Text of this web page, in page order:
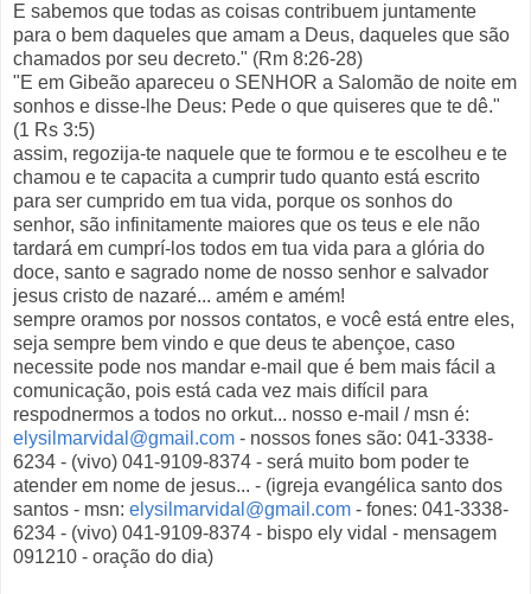
E sabemos que todas as coisas contribuem juntamente
para o bem daqueles que amam a Deus, daqueles que são
chamados por seu decreto." (Rm 8:26-28)
"E em Gibeão apareceu o SENHOR a Salomão de noite em
sonhos e disse-lhe Deus: Pede o que quiseres que te dê."
(1 Rs 3:5)
assim, regozija-te naquele que te formou e te escolheu e te
chamou e te capacita a cumprir tudo quanto está escrito
para ser cumprido em tua vida, porque os sonhos do
senhor, são infinitamente maiores que os teus e ele não
tardará em cumprí-los todos em tua vida para a glória do
doce, santo e sagrado nome de nosso senhor e salvador
jesus cristo de nazaré... amém e amém!
sempre oramos por nossos contatos, e você está entre eles,
seja sempre bem vindo e que deus te abençoe, caso
necessite pode nos mandar e-mail que é bem mais fácil a
comunicação, pois está cada vez mais difícil para
respodnermos a todos no orkut... nosso e-mail / msn é:
elysilmarvidal@gmail.com - nossos fones são: 041-3338-
6234 - (vivo) 041-9109-8374 - será muito bom poder te
atender em nome de jesus... - (igreja evangélica santo dos
santos - msn: elysilmarvidal@gmail.com - fones: 041-3338-
6234 - (vivo) 041-9109-8374 - bispo ely vidal - mensagem
091210 - oração do dia)